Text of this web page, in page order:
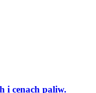
i cenach paliw.